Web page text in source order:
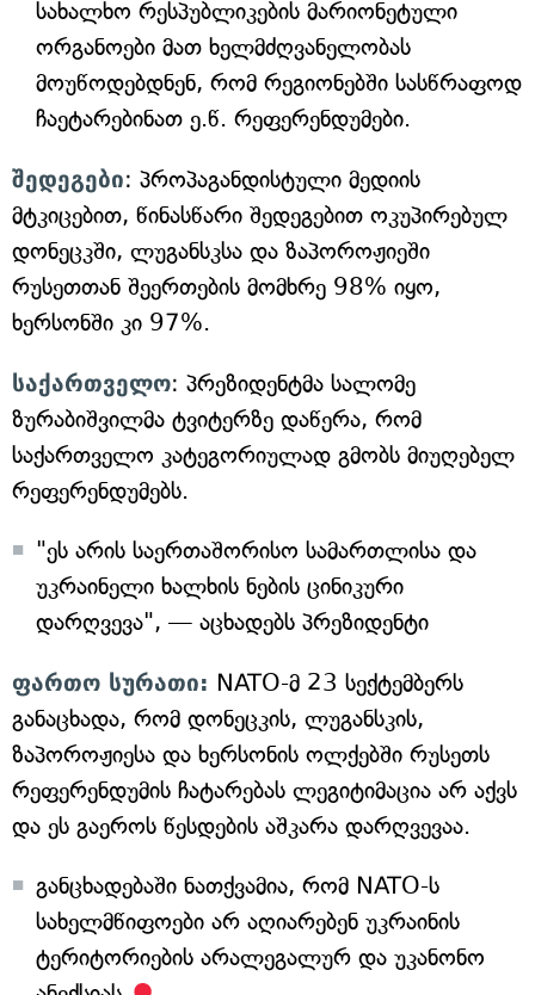
სახალხო რესპუბლიკების მარიონეტული
ორგანოები მათ ხელმძღვანელობას
მოუწოდებდნენ, რომ რეგიონებში სასწრაფოდ
ჩაეტარებინათ ე.წ. რეფერენდუმები.
შედეგები: პროპაგანდისტული მედიის
მტკიცებით, წინასწარი შედეგებით ოკუპირებულ
დონეცკში, ლუგანსკსა და ზაპოროჟიეში
რუსეთთან შეერთების მომხრე 98% იყო,
ხერსონში კი 97%.
საქართველო: პრეზიდენტმა სალომე
ზურაბიშვილმა ტვიტერზე დაწერა, რომ
საქართველო კატეგორიულად გმობს მიუღებელ
რეფერენდუმებს.
"ეს არის საერთაშორისო სამართლისა და
უკრაინელი ხალხის ნების ცინიკური
დარღვევა", — აცხადებს პრეზიდენტი
ფართო სურათი: NATO-მ 23 სექტემბერს
განაცხადა, რომ დონეცკის, ლუგანსკის,
ზაპოროჟიესა და ხერსონის ოლქებში რუსეთს
რეფერენდუმის ჩატარებას ლეგიტიმაცია არ აქვს
და ეს გაეროს წესდების აშკარა დარღვევაა.
განცხადებაში ნათქვამია, რომ NATO-ს
სახელმწიფოები არ აღიარებენ უკრაინის
ტერიტორიების არალეგალურ და უკანონო